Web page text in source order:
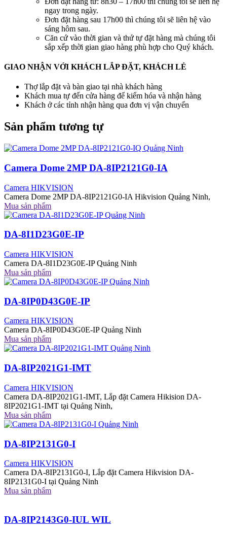
ngay trong ngày.
Đơn đặt hàng sau 17h00 thì chúng tôi sẽ liên hệ vào
sáng hôm sau.
Căn cứ vào thời gian và thứ tự đặt hàng mà chúng tôi
sắp xếp thời gian giao hàng phù hợp cho Quý khách.
GIAO NHẬN VỚI KHÁCH LẮP ĐẶT, KHÁCH LẺ
Thợ lắp đặt và bàn giao tại nhà khách hàng
Khách mua tự đến cửa hàng để kiểm hóa và nhận hàng
Khách ở các tỉnh nhận hàng qua đơn vị vận chuyển
Sản phẩm tương tự
Camera Dome 2MP DA-8IP2121G0-IA
Camera HIKVISION
Camera Dome 2MP DA-8IP2121G0-IA Hikvision Quảng Ninh,
Mua sản phẩm
DA-8I1D23G0E-IP
Camera HIKVISION
Camera DA-8I1D23G0E-IP Quảng Ninh
Mua sản phẩm
DA-8IP0D43G0E-IP
Camera HIKVISION
Camera DA-8IP0D43G0E-IP Quảng Ninh
Mua sản phẩm
DA-8IP2021G1-IMT
Camera HIKVISION
Camera DA-8IP2021G1-IMT, Lắp đặt Camera Hikision DA-
8IP2021G1-IMT tại Quảng Ninh,
Mua sản phẩm
DA-8IP2131G0-I
Camera HIKVISION
Camera DA-8IP2131G0-I, Lắp đặt Camera Hikvision DA-
8IP2131G0-I tại Quảng Ninh
Mua sản phẩm
DA-8IP2143G0-IUL WIL